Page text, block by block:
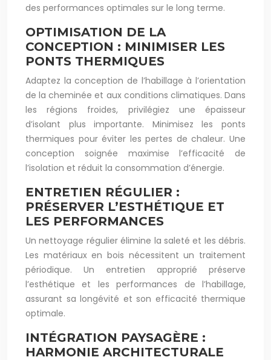
des performances optimales sur le long terme.
OPTIMISATION DE LA
CONCEPTION : MINIMISER LES
PONTS THERMIQUES
Adaptez la conception de l’habillage à l’orientation
de la cheminée et aux conditions climatiques. Dans
les régions froides, privilégiez une épaisseur
d’isolant plus importante. Minimisez les ponts
thermiques pour éviter les pertes de chaleur. Une
conception soignée maximise l’efficacité de
l’isolation et réduit la consommation d’énergie.
ENTRETIEN RÉGULIER :
PRÉSERVER L’ESTHÉTIQUE ET
LES PERFORMANCES
Un nettoyage régulier élimine la saleté et les débris.
Les matériaux en bois nécessitent un traitement
périodique. Un entretien approprié préserve
l’esthétique et les performances de l’habillage,
assurant sa longévité et son efficacité thermique
optimale.
INTÉGRATION PAYSAGÈRE :
HARMONIE ARCHITECTURALE